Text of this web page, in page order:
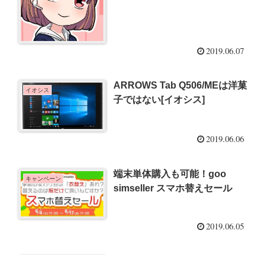
2019.06.07
イオシス
ARROWS Tab Q506/MEは洋菓
子ではない[イオシス]
2019.06.06
キャンペーン
端末単体購入も可能！goo
simseller スマホ替えセール
2019.06.05